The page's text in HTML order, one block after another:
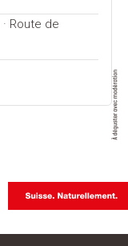
· Route de